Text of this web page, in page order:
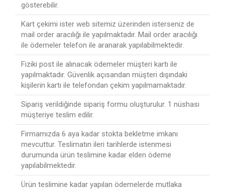
gösterebilir.
Kart çekimi ister web sitemiz üzerinden isterseniz de
mail order aracılığı ile yapılmaktadır. Mail order aracılığı
ile ödemeler telefon ile aranarak yapılabilmektedir.
Fiziki post ile alınacak ödemeler müşteri kartı ile
yapılmaktadır. Güvenlik açısandan müşteri dışındaki
kişilerin kartı ile telefondan çekim yapılmamaktadır.
Sipariş verildiğinde sipariş formu oluşturulur. 1 nüshası
müşteriye teslim edilir.
Firmamızda 6 aya kadar stokta bekletme imkanı
mevcuttur. Teslimatın ileri tarihlerde istenmesi
durumunda ürün teslimine kadar elden ödeme
yapılabilmektedir.
Ürün teslimine kadar yapılan ödemelerde mutlaka